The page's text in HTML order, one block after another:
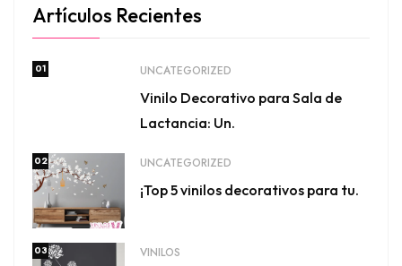
Artículos Recientes
01 UNCATEGORIZED
Vinilo Decorativo para Sala de
Lactancia: Un.
02 UNCATEGORIZED
¡Top 5 vinilos decorativos para tu.
03 VINILOS